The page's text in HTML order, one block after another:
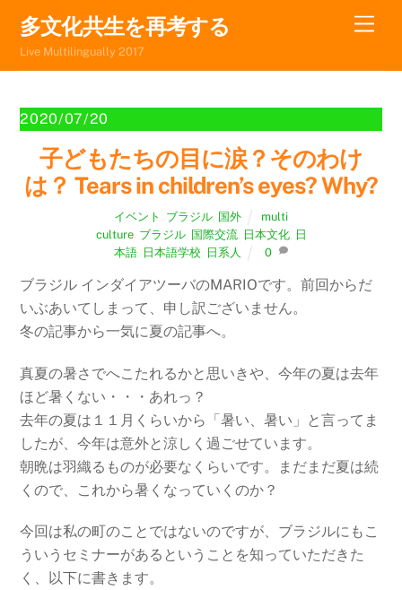
content
多文化共生を再考する
Live Multilingually 2017
2020/07/20
子どもたちの目に涙？そのわけ
は？ Tears in children’s eyes? Why?
イベント ブラジル, 国外
multi
culture, ブラジル, 国際交流, 日本文化, 日
本語 日本語学校 日系人 0
ブラジル インダイアツーバのMARIOです。前回からだ
いぶあいてしまって、申し訳ございません。
冬の記事から一気に夏の記事へ。
真夏の暑さでへこたれるかと思いきや、今年の夏は去年
ほど暑くない・・・あれっ？
去年の夏は１１月くらいから「暑い、暑い」と言ってま
したが、今年は意外と涼しく過ごせています。
朝晩は羽織るものが必要なくらいです。まだまだ夏は続
くので、これから暑くなっていくのか？
今回は私の町のことではないのですが、ブラジルにもこ
ういうセミナーがあるということを知っていただきた
く、以下に書きます。